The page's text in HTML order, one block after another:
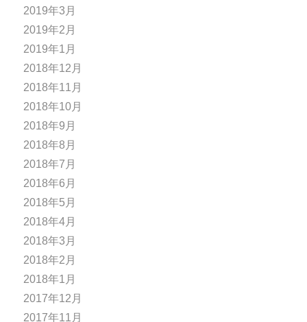
2019年3月
2019年2月
2019年1月
2018年12月
2018年11月
2018年10月
2018年9月
2018年8月
2018年7月
2018年6月
2018年5月
2018年4月
2018年3月
2018年2月
2018年1月
2017年12月
2017年11月